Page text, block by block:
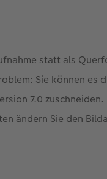
statt als
Sie können es
7.0
ändern Sie den